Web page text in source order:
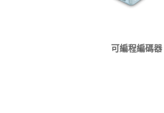
可編程編碼器